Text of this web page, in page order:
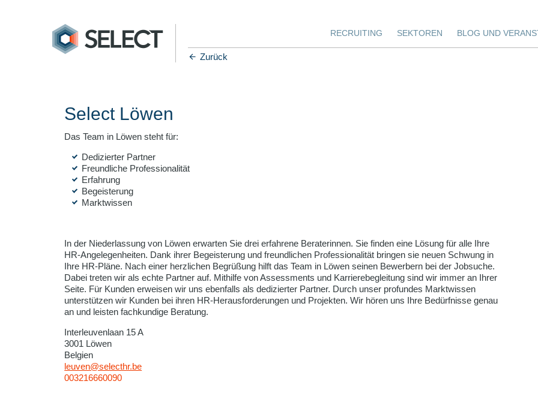
RECRUITING SEKTOREN BLOG UND
Zurück
Select Löwen
Das Team in Löwen steht für:
Dedizierter Partner
Freundliche Professionalität
Erfahrung
Begeisterung
Marktwissen
In der Niederlassung von Löwen erwarten Sie drei erfahrene Beraterinnen. Sie finden eine Lösung für alle Ihre
HR-Angelegenheiten. Dank ihrer Begeisterung und freundlichen Professionalität bringen sie neuen Schwung in
Ihre HR-Pläne. Nach einer herzlichen Begrüßung hilft das Team in Löwen seinen Bewerbern bei der Jobsuche.
Dabei treten wir als echte Partner auf. Mithilfe von Assessments und Karrierebegleitung sind wir immer an Ihrer
Seite. Für Kunden erweisen wir uns ebenfalls als dedizierter Partner. Durch unser profundes Marktwissen
unterstützen wir Kunden bei ihren HR-Herausforderungen und Projekten. Wir hören uns Ihre Bedürfnisse genau
an und leisten fachkundige Beratung.
Interleuvenlaan 15 A
3001 Löwen
Belgien
leuven@selecthr.be
003216660090